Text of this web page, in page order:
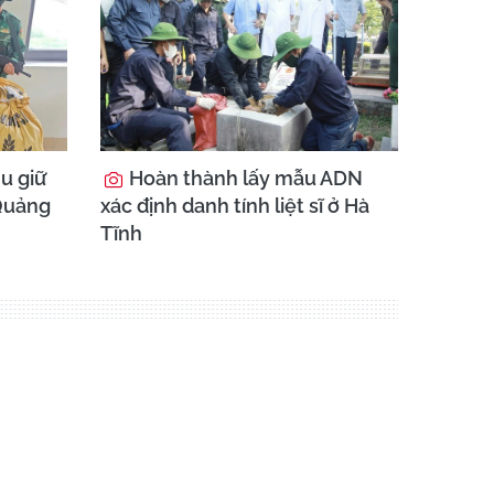
giữ
Hoàn thành lấy mẫu ADN
xác định danh tính liệt sĩ ở Hà
Tĩnh